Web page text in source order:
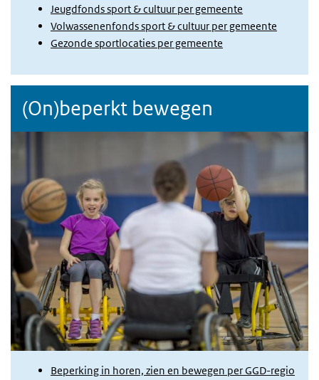
Jeugdfonds sport & cultuur per gemeente
Volwassenenfonds sport & cultuur per gemeente
Gezonde sportlocaties per gemeente
(On)beperkt bewegen
Beperking in horen, zien en bewegen per GGD-regio